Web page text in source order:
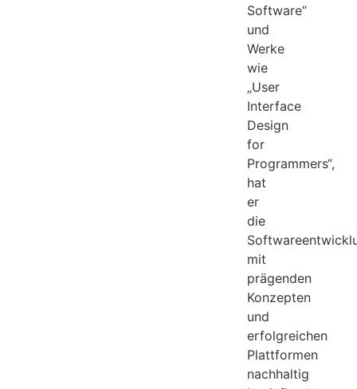
Software“
und
Werke
wie
„User
Interface
Design
for
Programmers“,
hat
er
die
mit
prägenden
Konzepten
und
erfolgreichen
Plattformen
nachhaltig